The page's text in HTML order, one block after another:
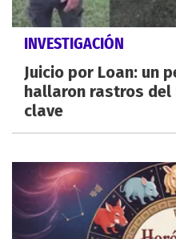
INVESTIGACIÓN
Juicio por Loan: un
hallaron rastros del
clave